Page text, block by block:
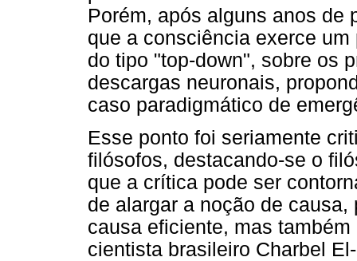
Porém, após alguns anos de
que a consciência exerce
do tipo "top-down", sobre os
descargas neuronais,
caso paradigmático de
Esse ponto foi seriamente
filósofos, destacando-se o
que a crítica pode ser
de alargar a noção de
causa eficiente, mas
cientista brasileiro Charbel